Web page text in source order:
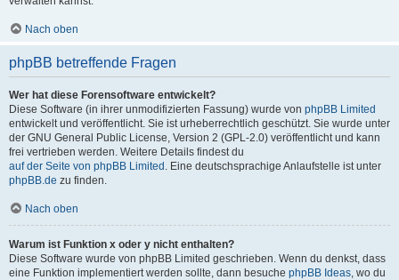
Nach oben
phpBB betreffende Fragen
Wer hat diese Forensoftware entwickelt?
Diese Software (in ihrer unmodifizierten Fassung) wurde von phpBB Limited
entwickelt und veröffentlicht. Sie ist urheberrechtlich geschützt. Sie wurde unter
der GNU General Public License, Version 2 (GPL-2.0) veröffentlicht und kann
frei vertrieben werden. Weitere Details findest du
auf der Seite von phpBB Limited . Eine deutschsprachige Anlaufstelle ist unter
phpBB.de zu finden.
Nach oben
Warum ist Funktion x oder y nicht enthalten?
Diese Software wurde von phpBB Limited geschrieben. Wenn du denkst, dass
eine Funktion implementiert werden sollte, dann besuche phpBB Ideas, wo du